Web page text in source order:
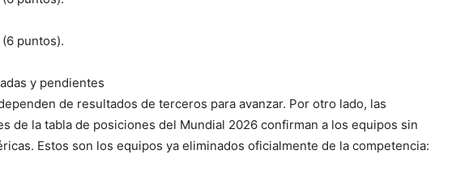
puntos).
y pendientes
de resultados de terceros para avanzar. Por otro lado, las
de la tabla de posiciones del Mundial 2026 confirman a los equipos sin
Estos son los equipos ya eliminados oficialmente de la competencia: